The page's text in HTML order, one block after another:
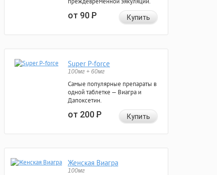
от 90Р Купить
Super P-force
100мг + 60мг
Самые популярные препараты в
одной таблетке — Виагра и
Дапоксетин.
от 200Р Купить
Женская Виагра
100мг